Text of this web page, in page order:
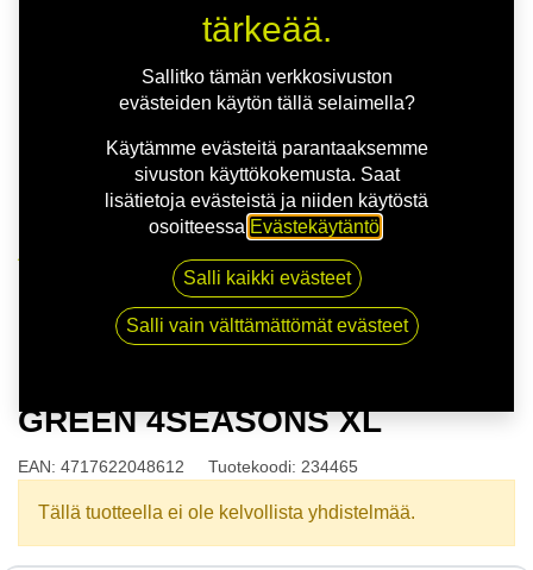
175/65R14 82T MILESTONE GREEN 4SEASONS XL
GREEN 4SEASONS XL
EAN: 4717622048612 Tuotekoodi: 234465
Tällä tuotteella ei ole kelvollista yhdistelmää.
tärkeää.
Sallitko tämän verkkosivuston
evästeiden käytön tällä selaimella?
Käytämme evästeitä parantaaksemme
sivuston käyttökokemusta. Saat
lisätietoja evästeistä ja niiden käytöstä
osoitteessa Evästekäytäntö
Salli kaikki evästeet
Salli vain välttämättömät evästeet